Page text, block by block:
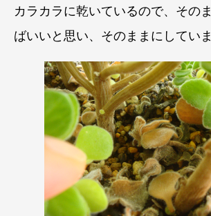
カラカラに乾いているので、その
ばいいと思い、そのままにしていま